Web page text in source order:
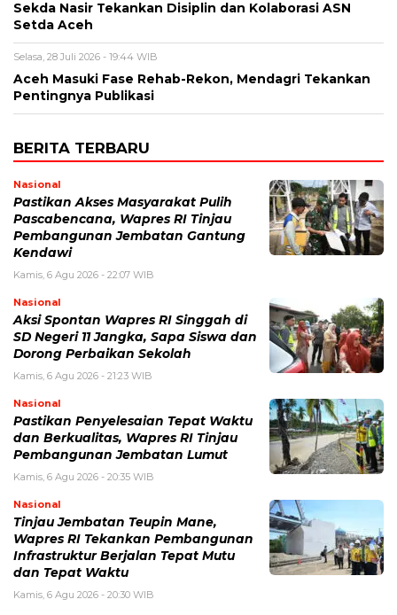
Sekda Nasir Tekankan Disiplin dan Kolaborasi ASN
Setda Aceh
Selasa, 28 Juli 2026 - 19:44 WIB
Aceh Masuki Fase Rehab-Rekon, Mendagri Tekankan
Pentingnya Publikasi
BERITA TERBARU
Nasional
Pastikan Akses Masyarakat Pulih
Pascabencana, Wapres RI Tinjau
Pembangunan Jembatan Gantung
Kendawi
Kamis, 6 Agu 2026 - 22:07 WIB
Nasional
Aksi Spontan Wapres RI Singgah di
SD Negeri 11 Jangka, Sapa Siswa dan
Dorong Perbaikan Sekolah
Kamis, 6 Agu 2026 - 21:23 WIB
Nasional
Pastikan Penyelesaian Tepat Waktu
dan Berkualitas, Wapres RI Tinjau
Pembangunan Jembatan Lumut
Kamis, 6 Agu 2026 - 20:35 WIB
Nasional
Tinjau Jembatan Teupin Mane,
Wapres RI Tekankan Pembangunan
Infrastruktur Berjalan Tepat Mutu
dan Tepat Waktu
Kamis, 6 Agu 2026 - 20:30 WIB